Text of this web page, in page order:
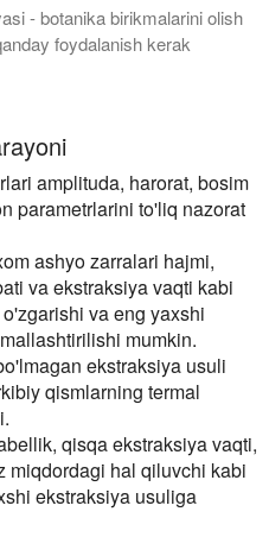
- botanika birikmalarini olish
foydalanish kerak
amplituda, harorat, bosim
parametrlarini to'liq nazorat
ashyo zarralari hajmi,
va ekstraksiya vaqti kabi
va eng yaxshi
mumkin.
ekstraksiya usuli
qismlarning termal
qisqa ekstraksiya vaqti,
miqdordagi hal qiluvchi kabi
ekstraksiya usuliga